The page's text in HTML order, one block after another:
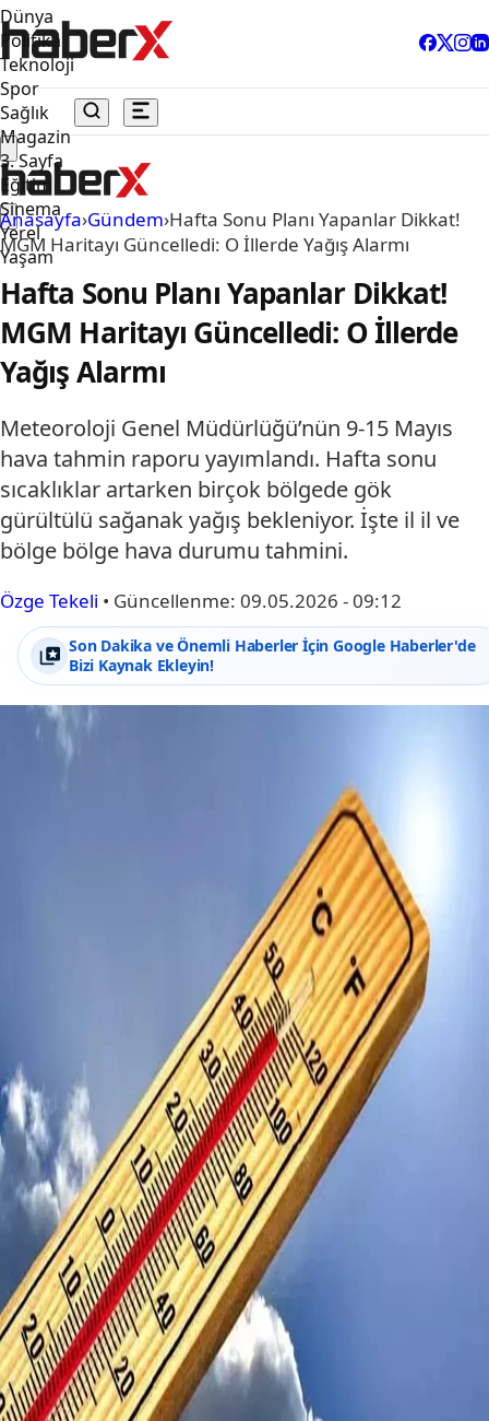
Dünya
Politika
Teknoloji
Spor
Sağlık
Magazin
3. Sayfa
Eğitim
Sinema
Yerel
Yaşam
Anasayfa›Gündem›Hafta Sonu Planı Yapanlar Dikkat!
MGM Haritayı Güncelledi: O İllerde Yağış Alarmı
Hafta Sonu Planı Yapanlar Dikkat!
MGM Haritayı Güncelledi: O İllerde
Yağış Alarmı
Meteoroloji Genel Müdürlüğü’nün 9-15 Mayıs
hava tahmin raporu yayımlandı. Hafta sonu
sıcaklıklar artarken birçok bölgede gök
gürültülü sağanak yağış bekleniyor. İşte il il ve
bölge bölge hava durumu tahmini.
Özge Tekeli • Güncellenme: 09.05.2026 - 09:12
Son Dakika ve Önemli Haberler İçin Google Haberler'de
Bizi Kaynak Ekleyin!